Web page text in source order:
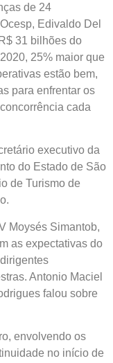
de 24
Edivaldo Del
31 bilhões do
25% maior que
estão bem,
para enfrentar os
cada
executivo da
do Estado de São
de Turismo de
Moysés Simantob,
as expectativas do
Antonio Maciel
falou sobre
envolvendo os
no início de